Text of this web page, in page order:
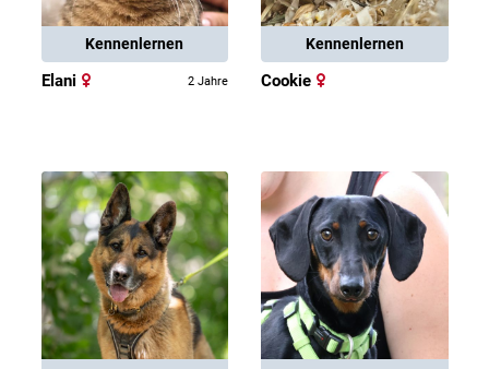
Kennenlernen
Elani 2 Jahre
Kennenlernen
Cookie